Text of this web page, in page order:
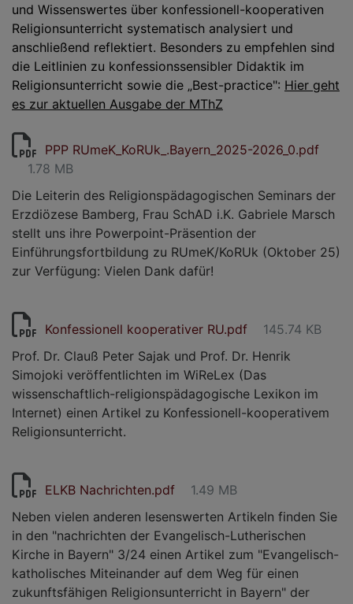
und Wissenswertes über konfessionell-kooperativen
Religionsunterricht systematisch analysiert und
anschließend reflektiert. Besonders zu empfehlen sind
die Leitlinien zu konfessionssensibler Didaktik im
Religionsunterricht sowie die „Best-practice": Hier geht
es zur aktuellen Ausgabe der MThZ
PPP RUmeK_KoRUk_.Bayern_2025-2026_0.pdf
1.78 MB
Die Leiterin des Religionspädagogischen Seminars der
Erzdiözese Bamberg, Frau SchAD i.K. Gabriele Marsch
stellt uns ihre Powerpoint-Präsention der
Einführungsfortbildung zu RUmeK/KoRUk (Oktober 25)
zur Verfügung: Vielen Dank dafür!
Konfessionell kooperativer RU.pdf
145.74 KB
Prof. Dr. Clauß Peter Sajak und Prof. Dr. Henrik
Simojoki veröffentlichten im WiReLex (Das
wissenschaftlich-religionspädagogische Lexikon im
Internet) einen Artikel zu Konfessionell-kooperativem
Religionsunterricht.
ELKB Nachrichten.pdf
1.49 MB
Neben vielen anderen lesenswerten Artikeln finden Sie
in den "nachrichten der Evangelisch-Lutherischen
Kirche in Bayern" 3/24 einen Artikel zum "Evangelisch-
katholisches Miteinander auf dem Weg für einen
zukunftsfähigen Religionsunterricht in Bayern" der